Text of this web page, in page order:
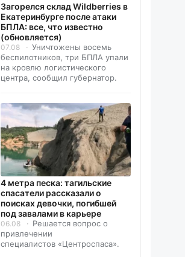
Загорелся склад Wildberries в
Екатеринбурге после атаки
БПЛА: все, что известно
(обновляется)
07.08
Уничтожены восемь
беспилотников, три БПЛА упали
на кровлю логистического
центра, сообщил губернатор.
4 метра песка: тагильские
спасатели рассказали о
поисках девочки, погибшей
под завалами в карьере
06.08
Решается вопрос о
привлечении
специалистов «Центроспаса».